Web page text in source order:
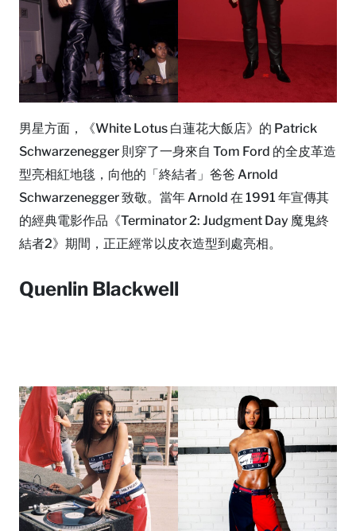
男星方面，《White Lotus 白蓮花大飯店》的 Patrick
Schwarzenegger 則穿了一身來自 Tom Ford 的全皮革造
型亮相紅地毯，向他的「終結者」爸爸 Arnold
Schwarzenegger 致敬。當年 Arnold 在 1991 年宣傳其
的經典電影作品《Terminator 2: Judgment Day 魔鬼終
結者2》期間，正正經常以皮衣造型到處亮相。
Quenlin Blackwell